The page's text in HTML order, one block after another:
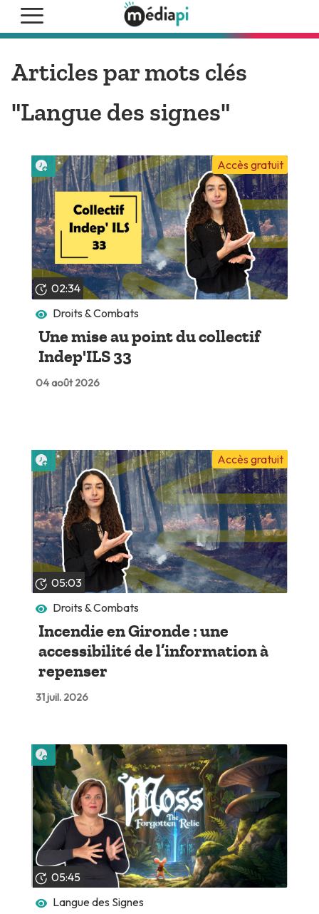
Articles par mots clés
"Langue des signes"
02:34
Accès gratuit
Droits & Combats
Une mise au point du collectif
Indep'ILS 33
04 août 2026
Lire plus tard
05:03
Accès gratuit
Droits & Combats
Incendie en Gironde : une
accessibilité de l’information à
repenser
31 juil. 2026
Lire plus tard
05:45
Langue des Signes
Lire plus tard